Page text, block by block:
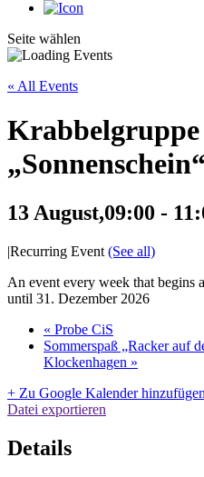
Seite wählen
« All Events
Krabbelgruppe
„Sonnenschein“
13 August,09:00 -
|Recurring Event (See all)
An event every week that begins
until 31. Dezember 2026
« Probe CiS
Sommerspaß „Racker auf
Klockenhagen »
+ Zu Google Kalender hinzufügen
Datei exportieren
Details